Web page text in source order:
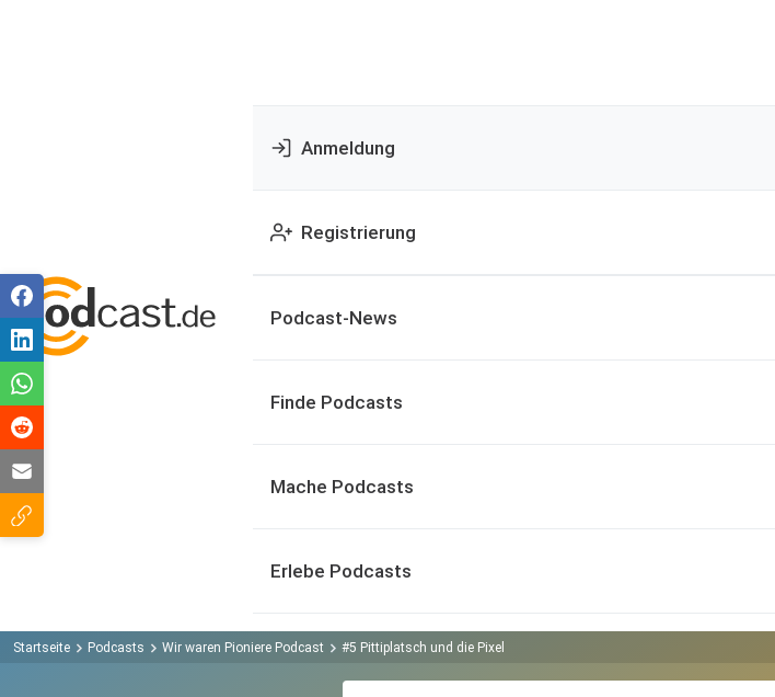
Anmeldung
Registrierung
Podcast-News
Finde Podcasts
Mache Podcasts
Erlebe Podcasts
Startseite Podcasts Wir waren Pioniere Podcast #5 Pittiplatsch und die Pixel